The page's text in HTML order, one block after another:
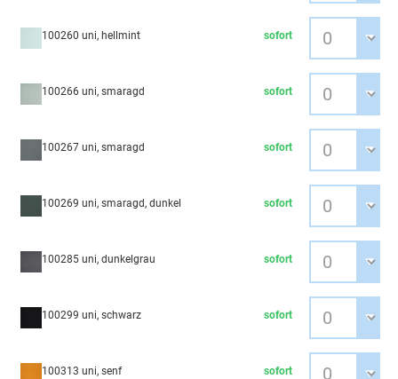
100260 uni, hellmint sofort
100266 uni, smaragd sofort
100267 uni, smaragd sofort
100269 uni, smaragd, dunkel sofort
100285 uni, dunkelgrau sofort
100299 uni, schwarz sofort
100313 uni, senf sofort